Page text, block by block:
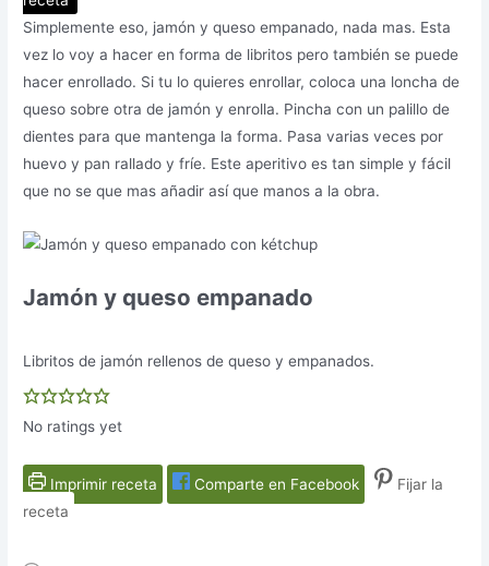
Simplemente eso, jamón y queso empanado, nada mas. Esta
vez lo voy a hacer en forma de libritos pero también se puede
hacer enrollado. Si tu lo quieres enrollar, coloca una loncha de
queso sobre otra de jamón y enrolla. Pincha con un palillo de
dientes para que mantenga la forma. Pasa varias veces por
huevo y pan rallado y fríe. Este aperitivo es tan simple y fácil
que no se que mas añadir así que manos a la obra.
Jamón y queso empanado
Libritos de jamón rellenos de queso y empanados.
No ratings yet
Imprimir receta Comparte en Facebook
Fijar la
receta